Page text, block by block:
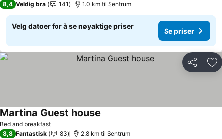
8,4 Veldig bra 141 1.0 km til Sentrum
Velg datoer for å se nøyaktige priser
Se priser
Del
Bed and breakfast
Martina Guest house
8,8 Fantastisk 83 2.8 km til Sentrum